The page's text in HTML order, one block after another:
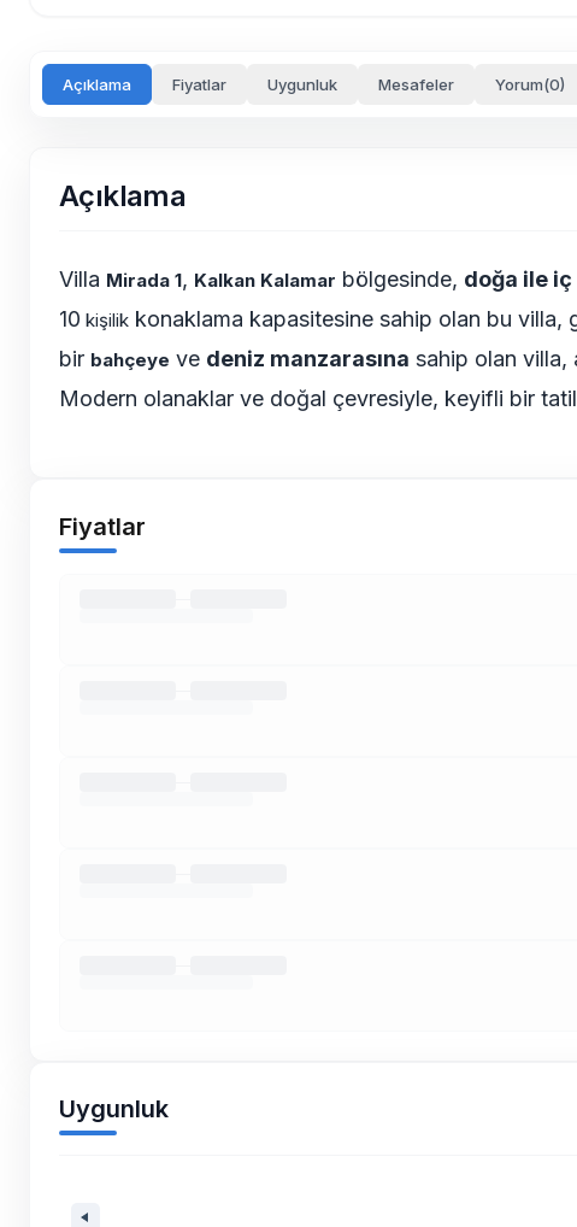
Açıklama Fiyatlar Uygunluk Mesafeler Yorum(0)
Açıklama
Villa Mirada 1, Kalkan Kalamar bölgesinde, doğa ile
10 kişilik konaklama kapasitesine sahip olan bu villa,
bir bahçeye ve deniz manzarasına sahip olan villa,
Modern olanaklar ve doğal çevresiyle, keyifli bir
Fiyatlar
Uygunluk